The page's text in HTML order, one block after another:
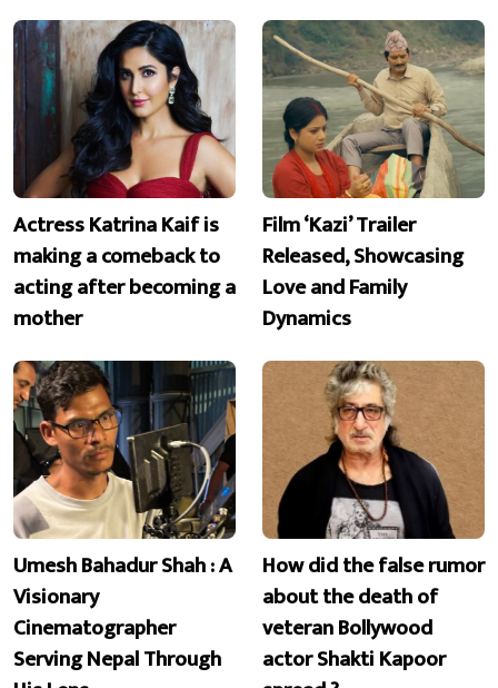
Actress Katrina Kaif is
making a comeback to
acting after becoming a
mother
Film ‘Kazi’ Trailer
Released, Showcasing
Love and Family
Dynamics
Umesh Bahadur Shah : A
Visionary
Cinematographer
Serving Nepal Through
How did the false rumor
about the death of
veteran Bollywood
actor Shakti Kapoor